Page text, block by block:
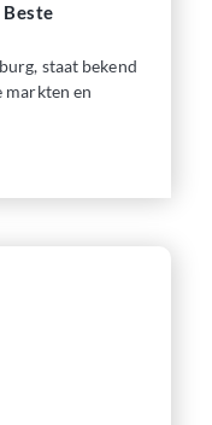
staat bekend
markten en